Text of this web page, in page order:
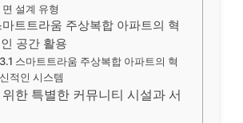
면 설계 유형
트트라움 주상복합 아파트의 혁
공간 활용
3.1 스마트트라움 주상복합 아파트의 혁
신적인 시스템
한 특별한 커뮤니티 시설과 서